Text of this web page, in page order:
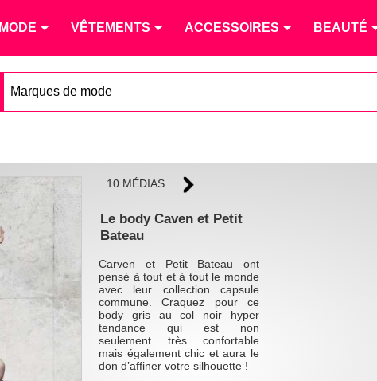
MODE VÊTEMENTS ACCESSOIRES BEAUTÉ
Marques de mode
10 MÉDIAS
Le body Caven et Petit
Bateau
Carven et Petit Bateau ont
pensé à tout et à tout le monde
avec leur collection capsule
commune. Craquez pour ce
body gris au col noir hyper
tendance qui est non
seulement très confortable
mais également chic et aura le
don d’affiner votre silhouette !